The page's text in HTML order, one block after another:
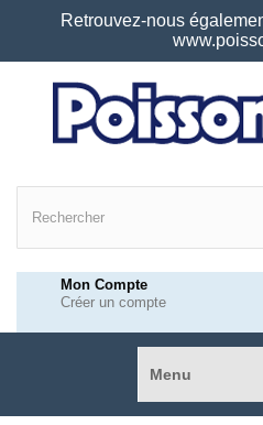
Retrouvez-nous
Mon Compte
Créer un compte
Menu